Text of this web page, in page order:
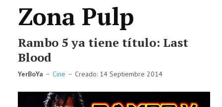
ACTUALIDAD
CINE
SERIES
JUEGOS
Zona Pulp
Rambo 5 ya tiene título: Last
Blood
YerBoYa Cine Creado: 14 Septiembre 2014